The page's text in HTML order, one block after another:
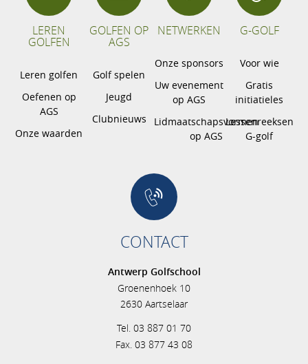
LEREN
GOLFEN
Leren golfen
Oefenen op
AGS
Onze waarden
GOLFEN OP
AGS
Golf spelen
Jeugd
Clubnieuws
NETWERKEN
Onze sponsors
Uw evenement
op AGS
Lidmaatschapsvormen
op AGS
G-GOLF
Voor wie
Gratis
initiatieles
Lessenreeksen
G-golf
CONTACT
Antwerp Golfschool
Groenenhoek 10
2630 Aartselaar
Tel. 03 887 01 70
Fax. 03 877 43 08